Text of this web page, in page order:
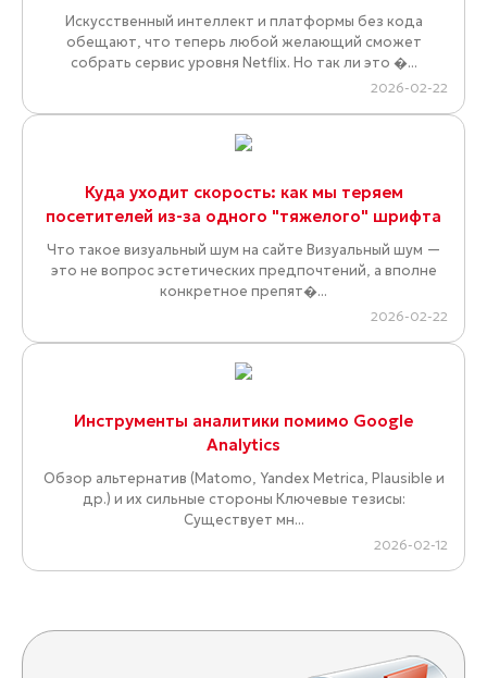
Искусственный интеллект и платформы без кода
обещают, что теперь любой желающий сможет
собрать сервис уровня Netflix. Но так ли это �...
2026-02-22
Куда уходит скорость: как мы теряем
посетителей из-за одного "тяжелого" шрифта
Что такое визуальный шум на сайте Визуальный шум —
это не вопрос эстетических предпочтений, а вполне
конкретное препят�...
2026-02-22
Инструменты аналитики помимо Google
Analytics
Обзор альтернатив (Matomo, Yandex Metrica, Plausible и
др.) и их сильные стороны Ключевые тезисы:
Существует мн...
2026-02-12